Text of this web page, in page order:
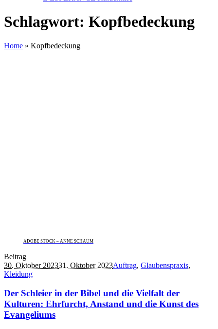
Schlagwort: Kopfbedeckung
Home » Kopfbedeckung
ADOBE STOCK – ANNE SCHAUM
Beitrag
30. Oktober 202331. Oktober 2023Auftrag, Glaubenspraxis,
Kleidung
Der Schleier in der Bibel und die Vielfalt der
Kulturen: Ehrfurcht, Anstand und die Kunst des
Evangeliums